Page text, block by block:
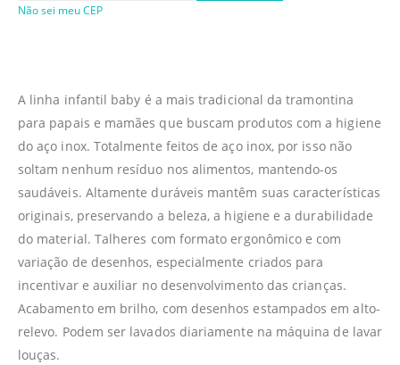
Não sei meu CEP
A linha infantil baby é a mais tradicional da tramontina
para papais e mamães que buscam produtos com a higiene
do aço inox. Totalmente feitos de aço inox, por isso não
soltam nenhum resíduo nos alimentos, mantendo-os
saudáveis. Altamente duráveis mantêm suas características
originais, preservando a beleza, a higiene e a durabilidade
do material. Talheres com formato ergonômico e com
variação de desenhos, especialmente criados para
incentivar e auxiliar no desenvolvimento das crianças.
Acabamento em brilho, com desenhos estampados em alto-
relevo. Podem ser lavados diariamente na máquina de lavar
louças.